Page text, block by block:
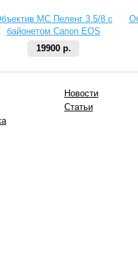
МС Пеленг 3.5/8 с
байонетом Canon EOS
19900 р.
Новости
Статьи